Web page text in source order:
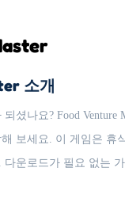
소개
셨나요? Food
보세요. 이 게임은
다운로드가 필요 없는